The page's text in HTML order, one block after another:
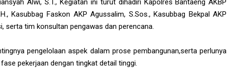
Alwi, S.T., Kegiatan ini turut dihadiri Kapolres Bantaeng AKBP
Kasubbag Faskon AKP Agussalim, S.Sos., Kasubbag Bekpal AKP
serta tim konsultan pengawas dan perencana.
pengelolaan aspek dalam prose pembangunan,serta perlunya
pekerjaan dengan tingkat detail tinggi.